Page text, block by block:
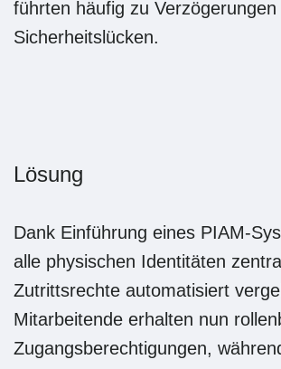
Lösung
Mitarbeitende erhalten nun
und externe Dienstleister digitale
Vorregistrierungen nutzen.
Ergebnis